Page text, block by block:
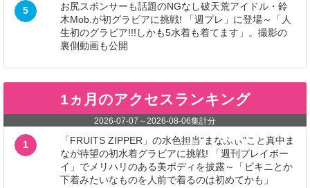
5
お尻スポンサーも話題のNGなし破天荒アイドル・鈴
木Mob.が初グラビアに挑戦! 「週プレ」に登場～「人
生初のグラビア!!!しかも5水着も着てます」。撮影の
裏側動画も公開
1ヵ月のアクセスランキング
2026-07-07 ～2026-08-06集計分
1
「FRUITS ZIPPER」の水色担当“まなふぃ”こと真中ま
なが待望の初水着グラビアに挑戦! 「週刊プレイボー
イ」でメリハリのある美ボディを披露～「ビキニとか
下着みたいなものを人前で着るのは初めてかも」